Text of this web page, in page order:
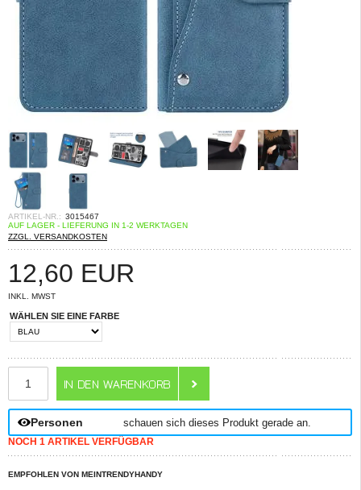
ARTIKEL-NR.: 3015467
AUF LAGER - LIEFERUNG IN 1-2 WERKTAGEN
ZZGL. VERSANDKOSTEN
12,60 EUR
INKL. MWST
WÄHLEN SIE EINE FARBE
Personen schauen sich dieses Produkt gerade an.
NOCH 1 ARTIKEL VERFÜGBAR
EMPFOHLEN VON MEINTRENDYHANDY